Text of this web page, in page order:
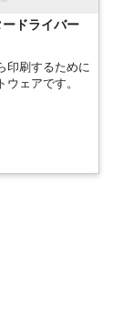
ードライバー
印刷するために
ウェアです。